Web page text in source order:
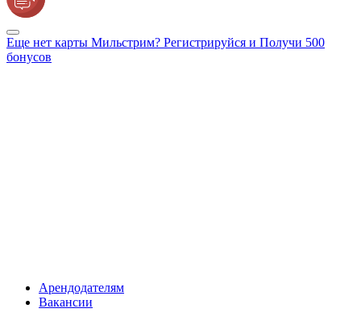
Еще нет карты Мильстрим? Регистрируйся и Получи 500
бонусов
Арендодателям
Вакансии